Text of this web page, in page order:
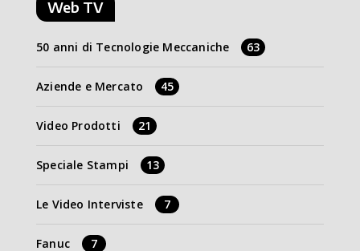
Web TV
50 anni di Tecnologie Meccaniche 63
Aziende e Mercato 45
Video Prodotti 21
Speciale Stampi 13
Le Video Interviste 7
Fanuc 7